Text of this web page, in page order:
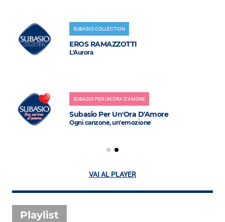
SUBASIO COLLECTION
EROS RAMAZZOTTI
L'Aurora
SUBASIO PER UN'ORA D'AMORE
Subasio Per Un'Ora D'Amore
Ogni canzone, un'emozione
VAI AL PLAYER
Playlist